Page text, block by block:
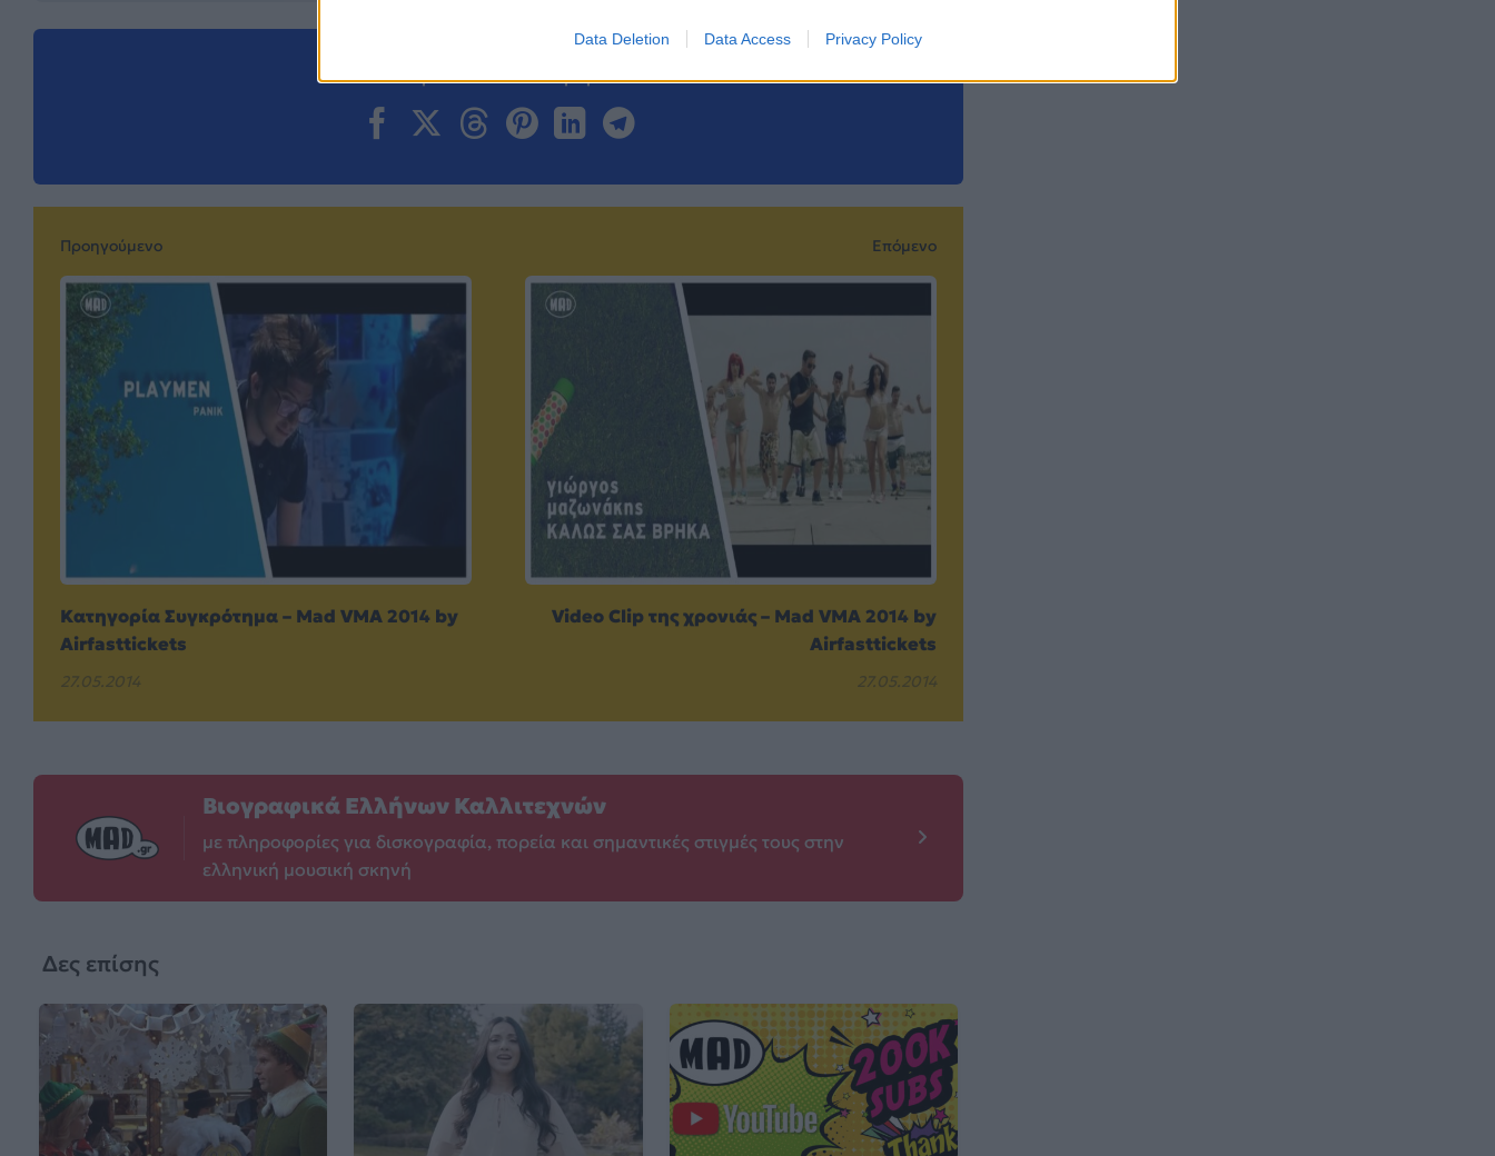
Data Deletion Data Access Privacy Policy
Μοιράσου αυτό το άρθρο
Προηγούμενο
Kατηγορία Συγκρότημα – Mad VMA 2014 by
Airfasttickets
27.05.2014
Επόμενο
Video Clip της χρονιάς – Mad VMA 2014 by
Airfasttickets
27.05.2014
Βιογραφικά Ελλήνων Καλλιτεχνών
με πληροφορίες για δισκογραφία, πορεία και σημαντικές στιγμές τους στην
ελληνική μουσική σκηνή
Δες επίσης